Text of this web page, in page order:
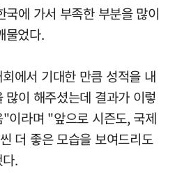
에 가서 부족한 부분을 많이
물었다.
에서 기대한 만큼 성적을 내
많이 해주셨는데 결과가 이렇
이라며 "앞으로 시즌도, 국제
더 좋은 모습을 보여드리도
.